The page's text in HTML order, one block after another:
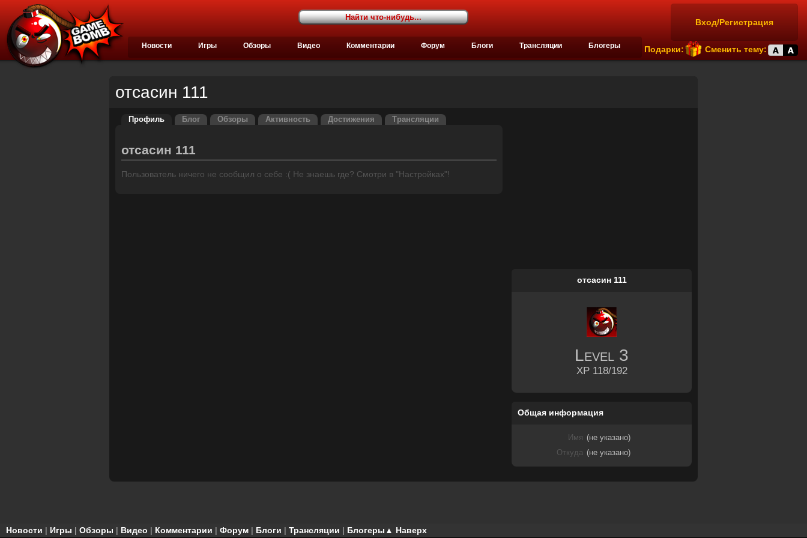
Вход/Регистрация
Подарки: Сменить тему:
Новости Игры Обзоры Видео Комментарии Форум Блоги Трансляции Блогеры
отсасин 111
Профиль Блог Обзоры Активность Достижения Трансляции
отсасин 111
Пользователь ничего не сообщил о себе :( Не знаешь где? Смотри в "Настройках"!
отсасин 111
Level 3
XP 118/192
Общая информация
Имя (не указано)
Откуда (не указано)
▲ Наверх
Новости | Игры | Обзоры | Видео | Комментарии | Форум | Блоги | Трансляции | Блогеры